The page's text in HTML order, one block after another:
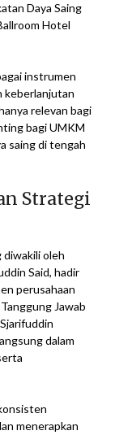
Daya Saing
Hotel
instrumen
keberlanjutan
relevan bagi
bagi UMKM
saing di tengah
Strategi
diwakili oleh
Said, hadir
perusahaan
Jawab
dalam
menerapkan